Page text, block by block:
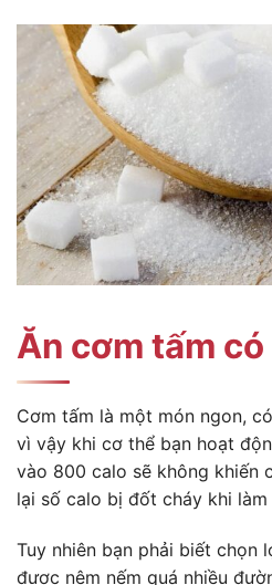
Ăn cơm tấm
Cơm tấm là một món ngon,
vì vậy khi cơ thể bạn hoạt
vào 800 calo sẽ không khiến
lại số calo bị đốt cháy khi làm
Tuy nhiên bạn phải biết chọn
được nêm nếm quá nhiều